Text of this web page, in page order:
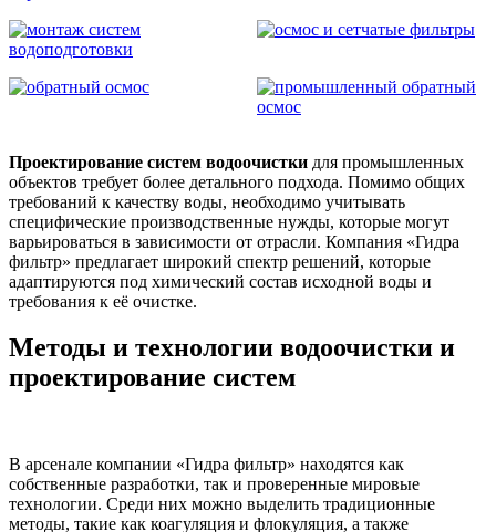
Проектирование систем водоочистки для промышленных
объектов требует более детального подхода. Помимо общих
требований к качеству воды, необходимо учитывать
специфические производственные нужды, которые могут
варьироваться в зависимости от отрасли. Компания «Гидра
фильтр» предлагает широкий спектр решений, которые
адаптируются под химический состав исходной воды и
требования к её очистке.
Методы и технологии водоочистки и
проектирование систем
В арсенале компании «Гидра фильтр» находятся как
собственные разработки, так и проверенные мировые
технологии. Среди них можно выделить традиционные
методы, такие как коагуляция и флокуляция, а также